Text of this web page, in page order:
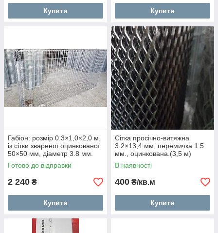
Купити Купити
Габіон: розмір 0.3×1,0×2,0 м,
із сітки звареної оцинкованої
50×50 мм, діаметр 3.8 мм.
Готово до відправки
2 240 ₴
Купити
Сітка просічно-витяжна
3.2×13,4 мм, перемичка 1.5
мм., оцинкована.(3,5 м)
В наявності
400 ₴/кв.м
Купити